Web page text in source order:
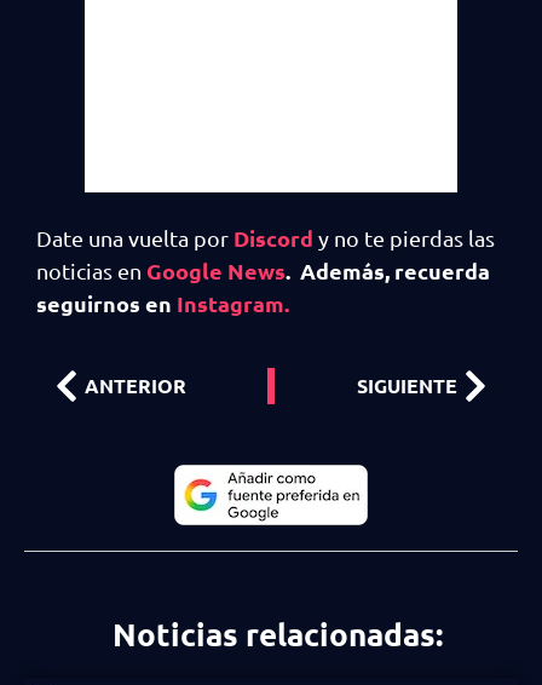
Date una vuelta por Discord y no te pierdas las
noticias en Google News. Además, recuerda
seguirnos en Instagram.
ANTERIOR SIGUIENTE
Noticias relacionadas: